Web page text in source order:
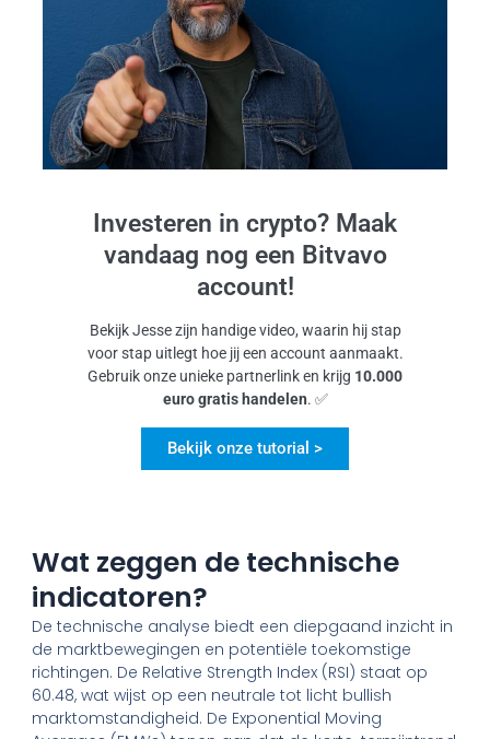
Investeren in crypto? Maak
vandaag nog een Bitvavo
account!
Bekijk Jesse zijn handige video, waarin hij stap
voor stap uitlegt hoe jij een account aanmaakt.
Gebruik onze unieke partnerlink en krijg 10.000
euro gratis handelen. ✅
Bekijk onze tutorial >
Wat zeggen de technische
indicatoren?
De technische analyse biedt een diepgaand inzicht in
de marktbewegingen en potentiële toekomstige
richtingen. De Relative Strength Index (RSI) staat op
60.48, wat wijst op een neutrale tot licht bullish
marktomstandigheid. De Exponential Moving